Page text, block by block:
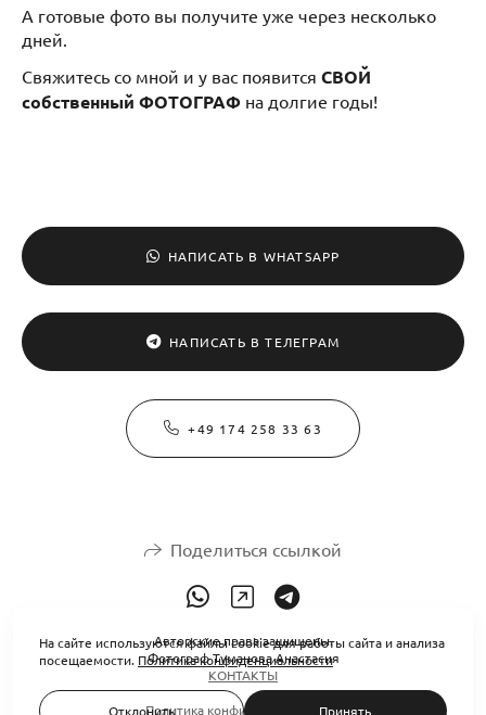
А готовые фото вы получите уже через несколько
дней.
Свяжитесь со мной и у вас появится СВОЙ
собственный ФОТОГРАФ на долгие годы!
НАПИСАТЬ В WHATSAPP
НАПИСАТЬ В ТЕЛЕГРАМ
+49 174 258 33 63
Поделиться ссылкой
Авторские права защищены.
Фотограф Туманова Анастасия
КОНТАКТЫ
Политика конфиденциальности
На сайте используются файлы cookie для работы сайта и анализа
посещаемости. Политика конфиденциальности
Отклонить Принять